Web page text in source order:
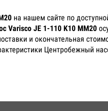
на нашем сайте по
Varisco JE 1-110 K10 MM20
и окончательная
Центробежный